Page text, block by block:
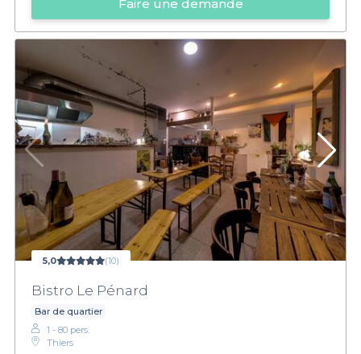
Faire une demande
5,0 (10)
Bistro Le Pénard
Bar de quartier
1 - 80 pers.
Thiers